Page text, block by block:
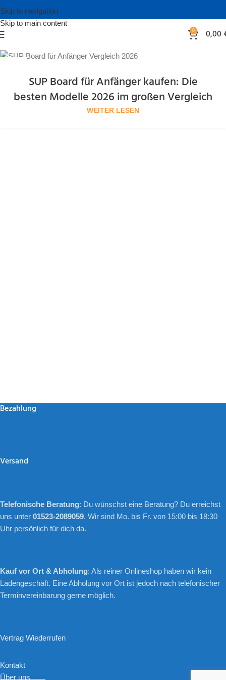
Skip to navigation
Skip to main content
0 0,00
SUP Board für Anfänger kaufen: Die
besten Modelle 2026 im großen Vergleich
WEITER LESEN
Bezahlung
Versand
Telefonische Beratung: Du wünschst eine Beratung? Du erreichst
uns unter 01523-2089059. Wir sind Mo. bis Fr. von 15:00 bis 18:30
Uhr persönlich für dich da.
Kauf vor Ort & Abholung: Als reiner Onlineshop haben wir kein
Ladengeschäft. Eine Abholung vor Ort ist jedoch nach telefonischer
Terminvereinbarung gerne möglich.
Vertrag Wiederrufen
Kontakt
Über uns